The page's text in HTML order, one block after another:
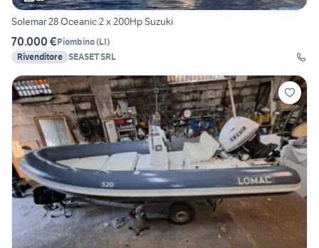
Solemar 28 Oceanic 2 x 200Hp Suzuki
70.000 €Piombino(LI)
Rivenditore SEASET SRL